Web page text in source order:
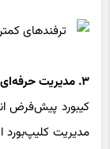
مدیریت کلیپ‌بورد
تصاویر کپی‌شده را